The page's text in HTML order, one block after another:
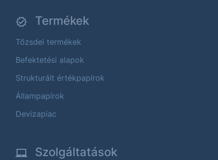
Termékek
Tőzsdei termékek
Befektetési alapok
Strukturált értékpapírok
Állampapírok
Devizapiac
Szolgáltatások